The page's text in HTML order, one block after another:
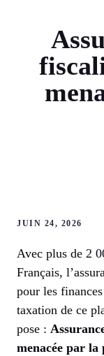
JUIN 24, 2026
Avec plus de 2
Français,
pour les
taxation de ce
pose :
menacée par la